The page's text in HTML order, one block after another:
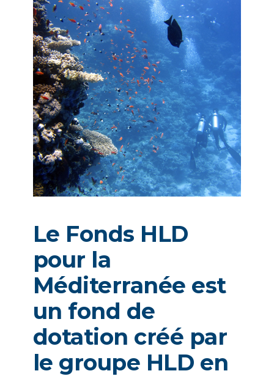
Le Fonds HLD
pour la
Méditerranée est
un fond de
dotation créé par
le groupe HLD en